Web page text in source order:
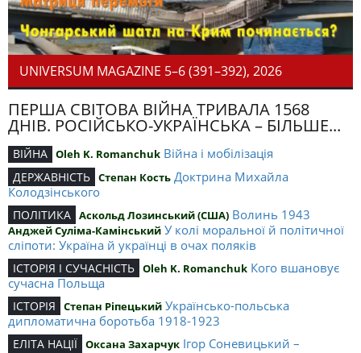
UNIVERSUM MAGAZINE 5–6 (391–392), 2026
ПЕРША СВІТОВА ВІЙНА ТРИВАЛА 1568
ДНІВ. РОСІЙСЬКО-УКРАЇНСЬКА – БІЛЬШЕ...
ВІЙНА Oleh K. Romanchuk Війна і мобілізація
ДЕРЖАВНІСТЬ Степан Кость Доктрина Михайла
Колодзінського
ПОЛІТИКА Аскольд Лозинський (США) Волинь 1943
Анджей Суліма-Камінський У колі моральної й політичної
сліпоти: Україна й українці в очах поляків
ІСТОРІЯ І СУЧАСНІСТЬ Oleh K. Romanchuk Кого вшановує
сучасна Польща
ІСТОРІЯ Степан Ріпецький Українсько-польська
дипломатична боротьба 1918-1923
ЕЛІТА НАЦІЇ Оксана Захарчук Ігор Соневицький –